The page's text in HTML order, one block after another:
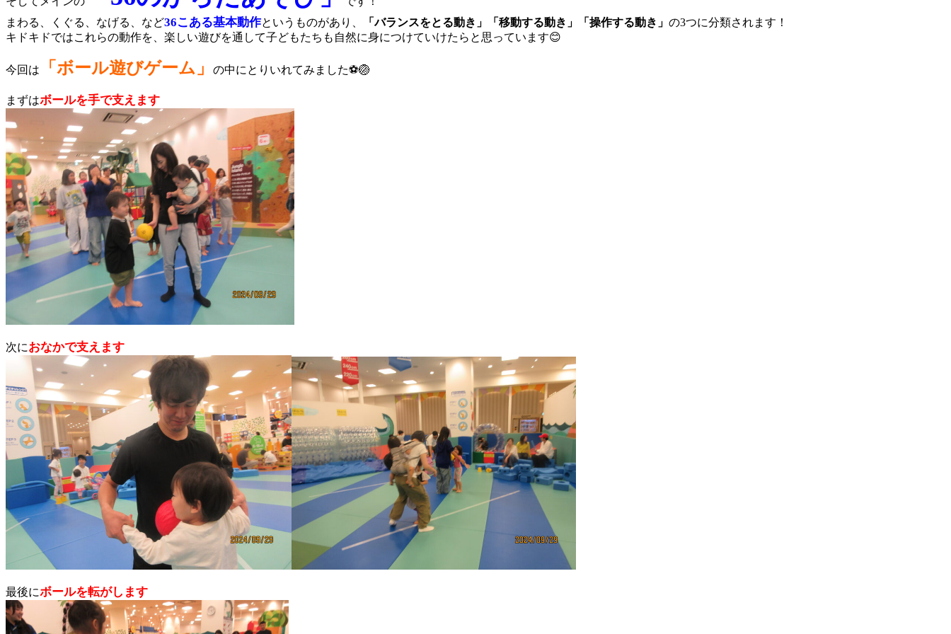
まわる、くぐる、なげる、など36こある基本動作というものがあり、 「バランスをとる動き」「移動する動き」「操作する動き」 の3つに分類されます！
キドキドではこれらの動作を、楽しい遊びを通して子どもたちも自然に身につけていけたらと思っています😊
今回は 「ボール遊びゲーム」 の中にとりいれてみました⚽🏐
まずはボールを手で支えます
次におなかで支えます
最後にボールを転がします